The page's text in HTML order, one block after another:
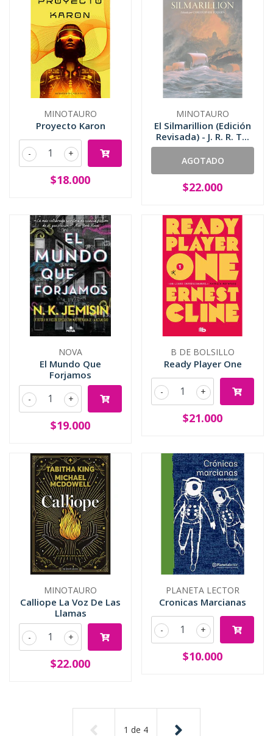
MINOTAURO
Proyecto Karon
+
-
$18.000
MINOTAURO
El Silmarillion (Edición
Revisada) - J. R. R. T...
AGOTADO
$22.000
NOVA
El Mundo Que
Forjamos
+
-
$19.000
B DE BOLSILLO
Ready Player One
+
-
$21.000
MINOTAURO
Calliope La Voz De Las
Llamas
+
-
$22.000
PLANETA LECTOR
Cronicas Marcianas
+
-
$10.000
1 de 4